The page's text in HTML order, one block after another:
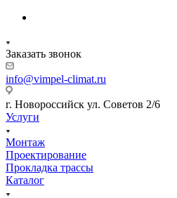
Заказать звонок
info@vimpel-climat.ru
г. Новороссийск ул. Советов 2/6
Услуги
Монтаж
Проектирование
Прокладка трассы
Каталог